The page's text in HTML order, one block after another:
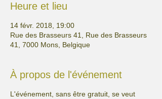
Heure et lieu
14 févr. 2018, 19:00
Rue des Brasseurs 41, Rue des Brasseurs
41, 7000 Mons, Belgique
À propos de l'événement
L'événement, sans être gratuit, se veut